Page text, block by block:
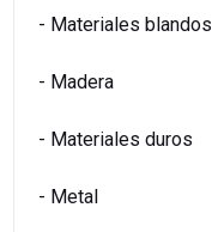
- Materiales blandos
- Madera
- Materiales duros
- Metal